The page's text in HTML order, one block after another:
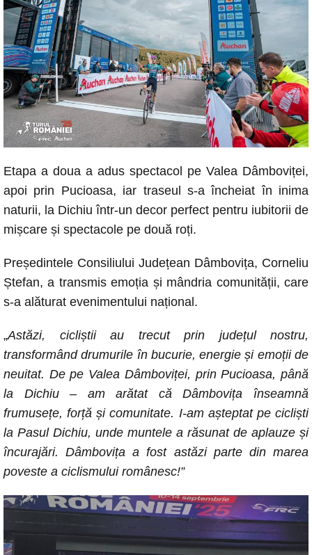
Etapa a doua a adus spectacol pe Valea Dâmboviței,
apoi prin Pucioasa, iar traseul s-a încheiat în inima
naturii, la Dichiu într-un decor perfect pentru iubitorii de
mișcare și spectacole pe două roți.
Președintele Consiliului Județean Dâmbovița, Corneliu
Ștefan, a transmis emoția și mândria comunității, care
s-a alăturat evenimentului național.
„Astăzi, cicliștii au trecut prin județul nostru,
transformând drumurile în bucurie, energie și emoții de
neuitat. De pe Valea Dâmboviței, prin Pucioasa, până
la Dichiu – am arătat că Dâmbovița înseamnă
frumusețe, forță și comunitate. I-am așteptat pe cicliști
la Pasul Dichiu, unde muntele a răsunat de aplauze și
încurajări. Dâmbovița a fost astăzi parte din marea
poveste a ciclismului românesc!”